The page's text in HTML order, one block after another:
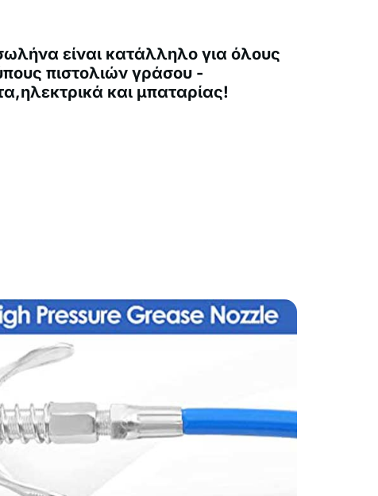
είναι κατάλληλο για όλους
πιστολιών γράσου -
και μπαταρίας!